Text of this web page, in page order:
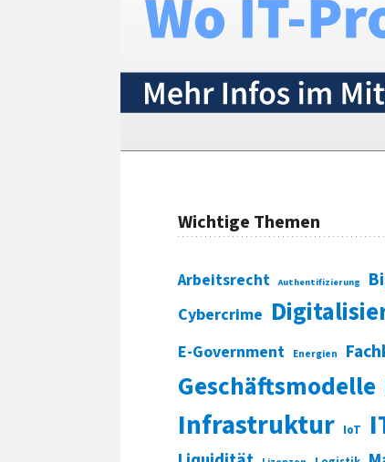
Wichtige Themen
Arbeitsrecht Authentifizierung
Cybercrime
E-Government Energien
Geschäftsmodelle
Infrastruktur IoT